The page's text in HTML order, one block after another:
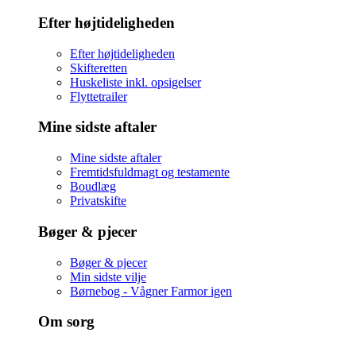
Efter højtideligheden
Efter højtideligheden
Skifteretten
Huskeliste inkl. opsigelser
Flyttetrailer
Mine sidste aftaler
Mine sidste aftaler
Fremtidsfuldmagt og testamente
Boudlæg
Privatskifte
Bøger & pjecer
Bøger & pjecer
Min sidste vilje
Børnebog - Vågner Farmor igen
Om sorg